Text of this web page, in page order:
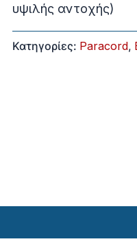
υψιλής αντοχής)
Κατηγορίες: Paracord,